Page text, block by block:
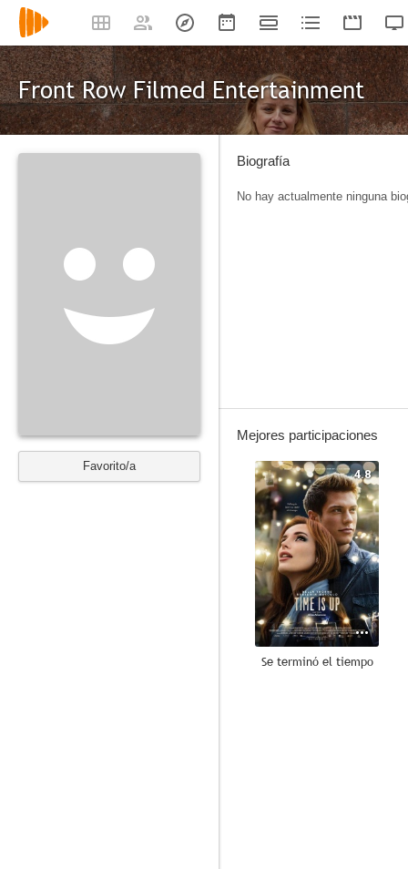
Front Row Filmed Entertainment
Favorito/a
Biografía
No hay actualmente ninguna
Mejores participaciones
4.8
Se terminó el tiempo